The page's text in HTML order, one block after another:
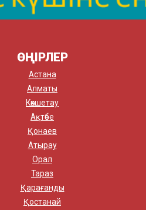
ӨҢІРЛЕР
Астана
Алматы
Көкшетау
Ақтөбе
Қонаев
Атырау
Орал
Тараз
Қарағанды
Қостанай